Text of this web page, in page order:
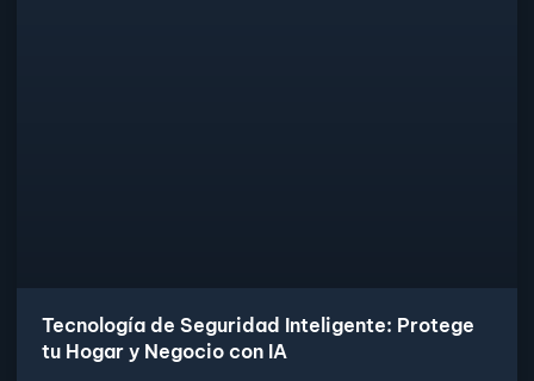
Tecnología de Seguridad Inteligente: Protege
tu Hogar y Negocio con IA